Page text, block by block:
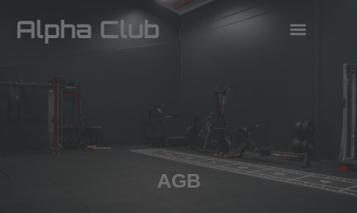
Inhalt
springen
Alpha Club
AGB